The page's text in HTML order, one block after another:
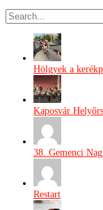
Hölgyek a
Kaposvár
38. Gemenci
Restart